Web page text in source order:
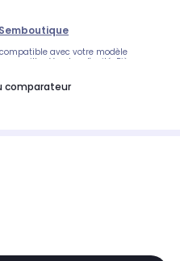
Semboutique
avec votre modèle
Vendu a l'unité .Pièce
comparateur